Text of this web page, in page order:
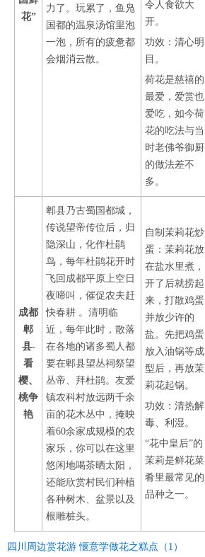
花”
力了。玩累了，鱼凫
国都的温泉汤馆里泡
一泡，所有的疲惫都
会烟消云散。
令人食欲大
开。
功效：清心明
目。
荷花是慈禧的
最爱，爱赏也
爱吃，如今荷
花的吃法与当
时老佛爷御厨
的做法差不
多。
成都
郫
县-
看
樱、
桃争
艳
郫县乃古蜀国都城，
传说望帝传位后，归
隐深山，化作杜鹃
鸟，每年杜鹃花开时
飞回成都平原上空日
夜啼叫，催促农夫赶
快春耕 。清明临
近，每年此时，散落
在各地的诸多蜀人都
要在郫县望丛祠祭望
丛帝、拜杜鹃。友爱
镇农科村放远两千余
亩的花木丛中，掩映
着60余家成规模的农
家乐，你可以在这里
悠闲地喝茶晒太阳，
还能欣赏村民们种植
各种树木、盆景以及
根雕桩头。
自制茉莉花炒
蛋：茉莉花放
在盐水里煮，
开了后就捞起
来，打散鸡蛋
并放少许的
盐。先把鸡蛋
放入油锅等成
型后，再放茉
莉花起锅。
功效：清热解
毒、利湿。
“花中皇后”的
茉莉是鲜花菜
肴里最常见的
品种之一。
四川周边赏花游 惬意学做花之糕点（1）